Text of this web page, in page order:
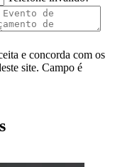
e concorda com os
site. Campo é